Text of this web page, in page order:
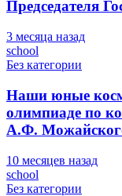
Председателя
3 месяца назад
school
Без категории
Наши юные
олимпиаде по
А.Ф.
10 месяцев назад
school
Без категории